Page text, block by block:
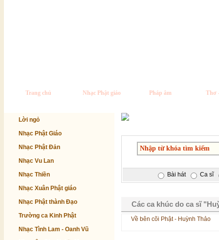
Trang chủ Nhạc Phật giáo Pháp âm Thơ
Lời ngỏ
Nhạc Phật Giáo
Nhạc Phật Đản
Nhạc Vu Lan
Nhạc Thiền
Nhạc Xuân Phật giáo
Nhạc Phật thành Đạo
Trường ca Kinh Phật
Nhạc Tình Lam - Oanh Vũ
Bài hát Ca sĩ
Các ca khúc do ca sĩ
Về bên cõi Phật - Huỳnh Thảo